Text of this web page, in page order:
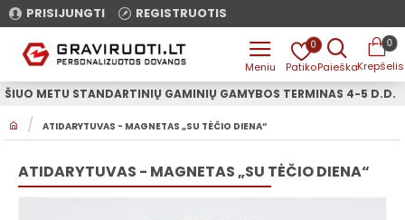
PRISIJUNGTI REGISTRUOTIS
0 0
O
ATIDARYTUVAS - MAGNETAS „SU TĖČIO DIENA“
ŠIUO METU STANDARTINIŲ GAMINIŲ GAMYBOS TERMINAS 4-5 D.D.
ATIDARYTUVAS - MAGNETAS „SU TĖČIO DIENA“